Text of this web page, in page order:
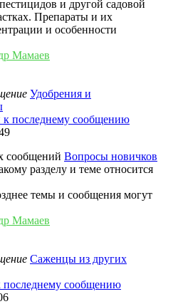
и другой садовой
Препараты и их
и особенности
Мамаев
Удобрения и
к последнему сообщению
Вопросы новичков
разделу и теме относится
темы и сообщения могут
Мамаев
Саженцы из других
последнему сообщению